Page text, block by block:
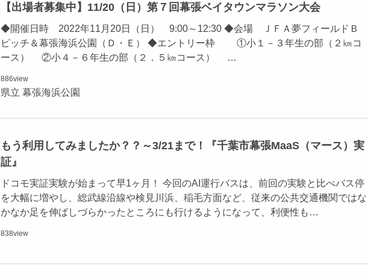
【出場者募集中】11/20（日）第７回幕張ベイタウンマラソン大会
◆開催日時 2022年11月20日（日） 9:00～12:30 ◆会場 ＪＦＡ夢フィールドＢ
ピッチ＆幕張海浜公園（Ｄ・Ｅ） ◆エントリー枠 ①小１－３年生の部（２㎞コ
ース） ②小４－６年生の部（２．５㎞コース） …
886view
県立 幕張海浜公園
もう利用してみましたか？？～3/21まで！『千葉市幕張MaaS（マース）実
証』
ドコモ実証実験が始まって早1ヶ月！ 今回のAI運行バスは、前回の実験と比べバス停
を大幅に増やし、総武線沿線や検見川浜、稲毛方面など、従来の公共交通機関ではな
かなか足を伸ばしづらかったところにも行けるようになって、利便性も…
838view